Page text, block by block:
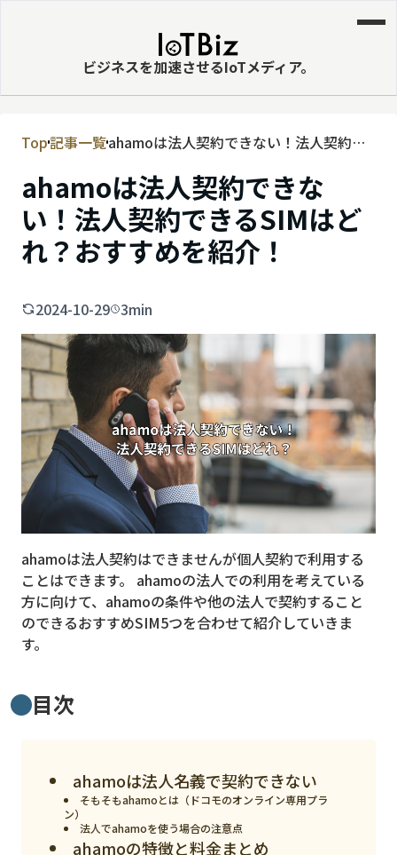
ビジネスを加速させるIoTメディア。
MVNE
エッジ
LPWA
DaaS
PaaS
ビッグデータ
MNO
MVNO
スマート漁業
PR
5G
クラウド
M2M
VPN
スマート農業
スマート物流
Top記事一覧ahamoは法人契約できない！法人契約で
ahamoは法人契約できな
い！法人契約できるSIMはど
れ？おすすめを紹介！
2024-10-29 3min
ahamoは法人契約はできませんが個人契約で利用する
ことはできます。 ahamoの法人での利用を考えている
方に向けて、ahamoの条件や他の法人で契約すること
のできるおすすめSIM5つを合わせて紹介していきま
す。
目次
ahamoは法人名義で契約できない
そもそもahamoとは（ドコモのオンライン専用プラ
ン）
法人でahamoを使う場合の注意点
ahamoの特徴と料金まとめ